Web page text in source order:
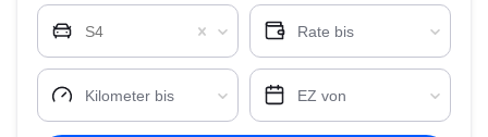
S4 Rate bis
Kilometer bis EZ von